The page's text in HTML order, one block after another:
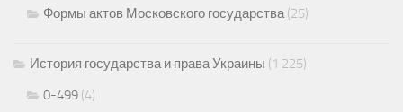
Формы актов Московского государства(25)
История государства и права Украины (1 225)
0-499 (4)